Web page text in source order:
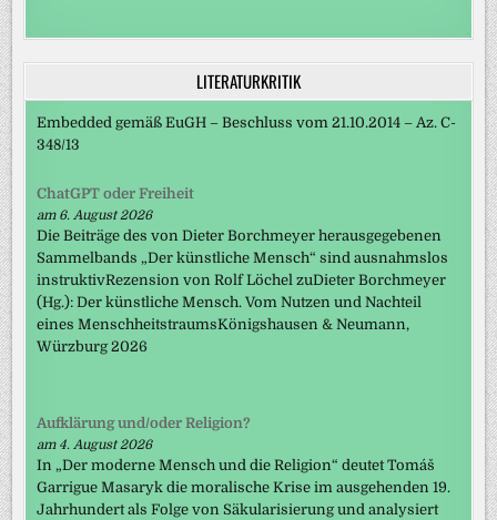
LITERATURKRITIK
Embedded gemäß EuGH – Beschluss vom 21.10.2014 – Az. C-
348/13
ChatGPT oder Freiheit
am 6. August 2026
Die Beiträge des von Dieter Borchmeyer herausgegebenen
Sammelbands „Der künstliche Mensch“ sind ausnahmslos
instruktivRezension von Rolf Löchel zuDieter Borchmeyer
(Hg.): Der künstliche Mensch. Vom Nutzen und Nachteil
eines MenschheitstraumsKönigshausen & Neumann,
Würzburg 2026
Aufklärung und/oder Religion?
am 4. August 2026
In „Der moderne Mensch und die Religion“ deutet Tomáš
Garrigue Masaryk die moralische Krise im ausgehenden 19.
Jahrhundert als Folge von Säkularisierung und analysiert